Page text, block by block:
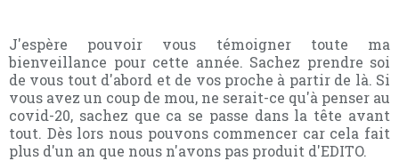
J'espère pouvoir vous témoigner toute ma
bienveillance pour cette année. Sachez prendre soi
de vous tout d'abord et de vos proche à partir de là. Si
vous avez un coup de mou, ne serait-ce qu'à penser au
covid-20, sachez que ca se passe dans la tête avant
tout. Dès lors nous pouvons commencer car cela fait
plus d'un an que nous n'avons pas produit d'EDITO.